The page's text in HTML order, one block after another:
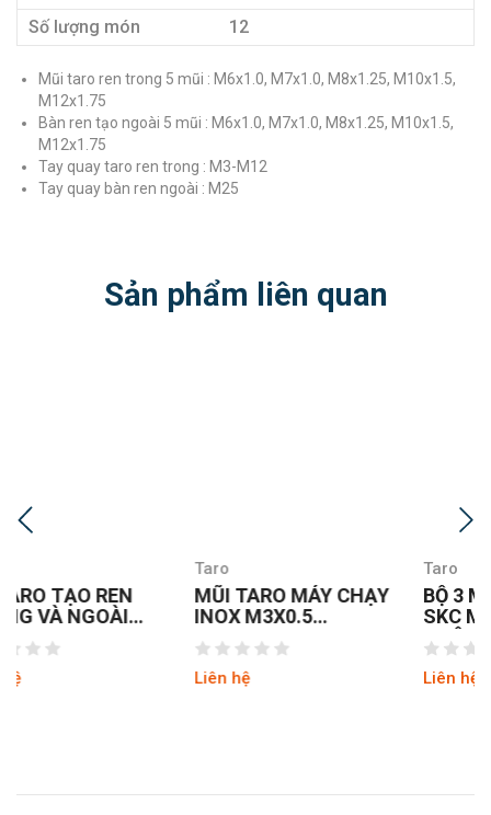
Số lượng món
12
Mũi taro ren trong 5 mũi : M6x1.0, M7x1.0, M8x1.25, M10x1.5,
M12x1.75
Bàn ren tạo ngoài 5 mũi : M6x1.0, M7x1.0, M8x1.25, M10x1.5,
M12x1.75
Tay quay taro ren trong : M3-M12
Tay quay bàn ren ngoài : M25
Sản phẩm liên quan
MŨI TARO MÁY CHẠY
INOX M3X0.5
YAMAWA SUPP3.0G
BỘ 3 MŨI TARO TAY
SKC M12 X 1.75
NHẬT BẢN